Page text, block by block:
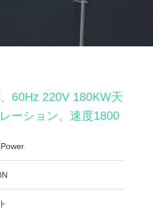
60Hz 220V 180KW天
ーション、速度1800